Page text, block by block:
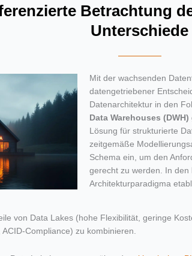
Betrachtung
Unterschiede
Mit der wachsenden
datengetriebener
Datenarchitektur in den
Data Warehouses (DWH)
Lösung für strukturierte
zeitgemäße
Schema ein, um den
gerecht zu werden.
In den
Architekturparadigma
von Data Lakes (hohe Flexibilität, geringe
Compliance) zu kombinieren.